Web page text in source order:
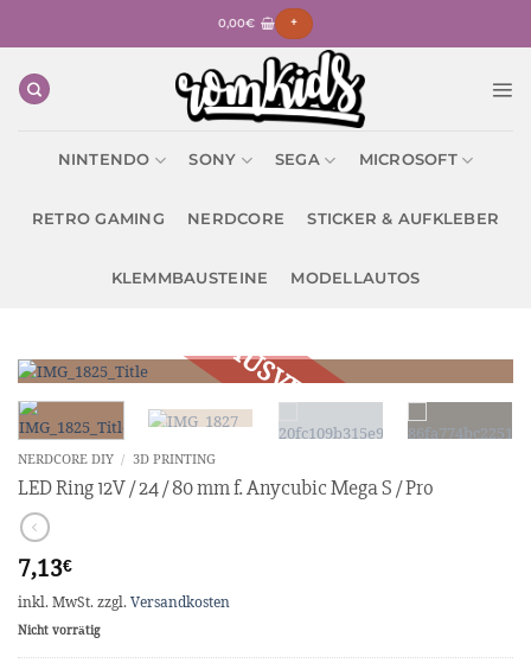
0,00€ +
NINTENDO SONY SEGA MICROSOFT
RETRO GAMING NERDCORE STICKER & AUFKLEBER
KLEMMBAUSTEINE MODELLAUTOS
NERDCORE DIY / 3D PRINTING
LED Ring 12V / 24 / 80 mm f. Anycubic Mega S / Pro
7,13€
inkl. MwSt. zzgl. Versandkosten
Nicht vorrätig